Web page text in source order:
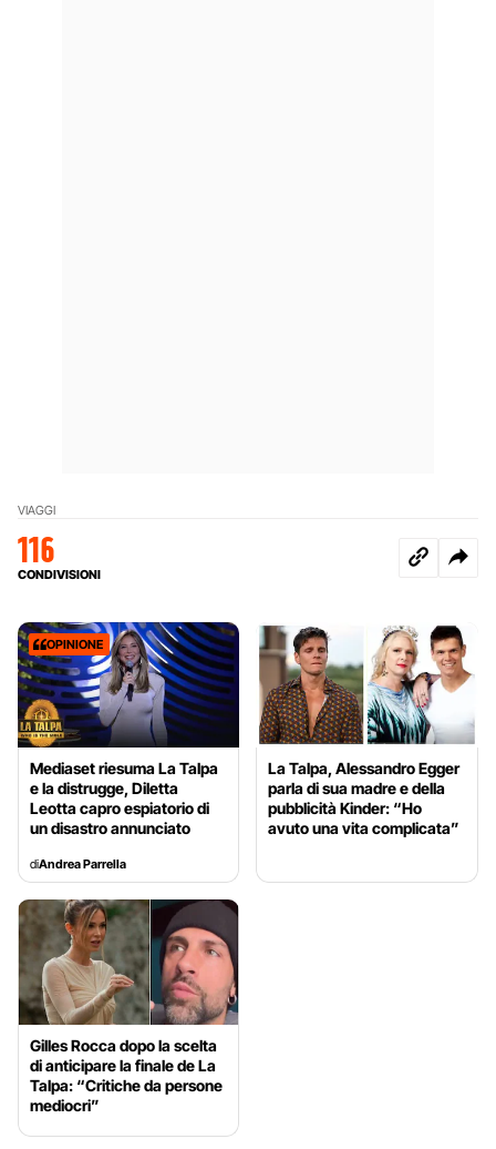
VIAGGI
116
CONDIVISIONI
OPINIONE
Mediaset riesuma La Talpa
e la distrugge, Diletta
Leotta capro espiatorio di
un disastro annunciato
diAndrea Parrella
La Talpa, Alessandro Egger
parla di sua madre e della
pubblicità Kinder: “Ho
avuto una vita complicata”
Gilles Rocca dopo la scelta
di anticipare la finale de La
Talpa: “Critiche da persone
mediocri”